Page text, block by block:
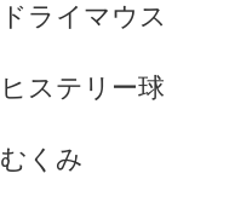
ドライマウス
ヒステリー球
むくみ